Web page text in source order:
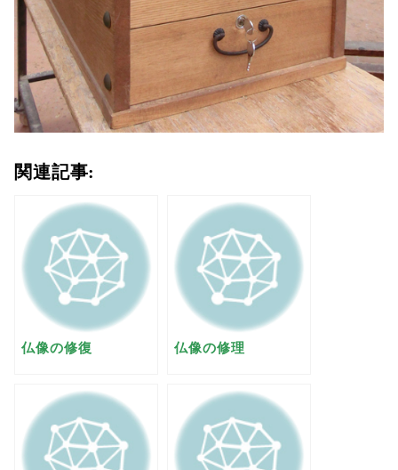
関連記事:
仏像の修復 仏像の修理